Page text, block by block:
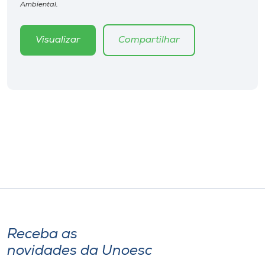
Editora
Rádio
o idioma
A-
Ambiental.
Visualizar Compartilhar
Receba as
novidades da Unoesc